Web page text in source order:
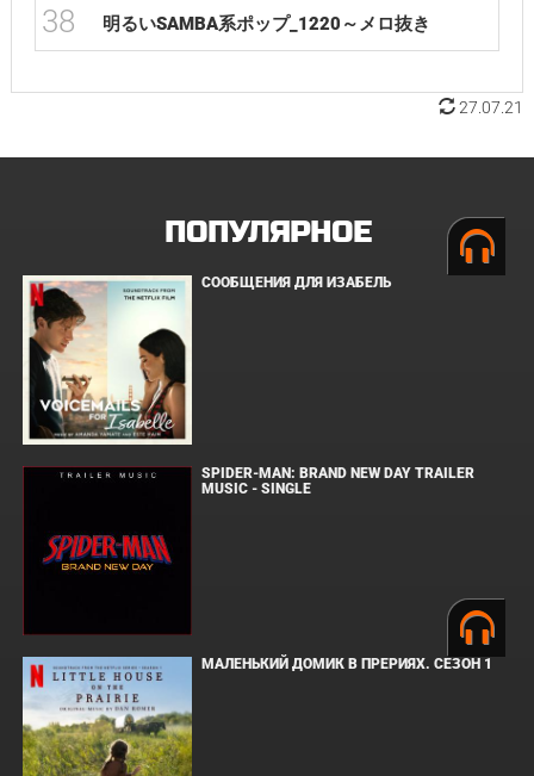
38 明るいSAMBA系ポップ_1220～メロ抜き
27.07.21
ПОПУЛЯРНОЕ
СООБЩЕНИЯ ДЛЯ ИЗАБЕЛЬ
SPIDER-MAN: BRAND NEW DAY TRAILER
MUSIC - SINGLE
МАЛЕНЬКИЙ ДОМИК В ПРЕРИЯХ. СЕЗОН 1